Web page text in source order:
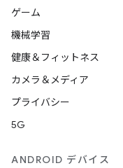
ゲーム
機械学習
健康＆フィットネス
カメラ＆メディア
プライバシー
5G
ANDROID デバイス